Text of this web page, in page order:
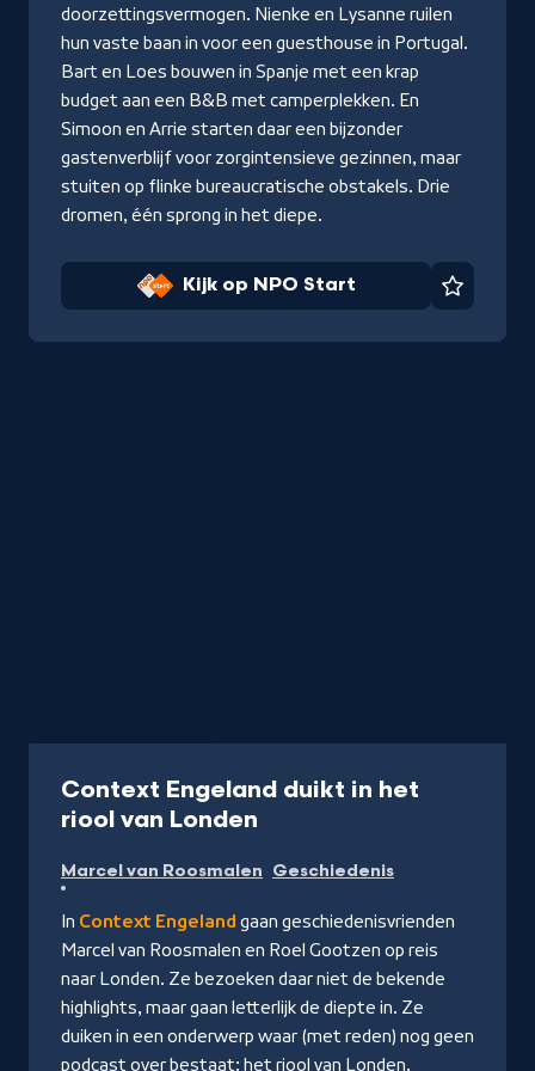
doorzettingsvermogen. Nienke en Lysanne ruilen
hun vaste baan in voor een guesthouse in Portugal.
Bart en Loes bouwen in Spanje met een krap
budget aan een B&B met camperplekken. En
Simoon en Arrie starten daar een bijzonder
gastenverblijf voor zorgintensieve gezinnen, maar
stuiten op flinke bureaucratische obstakels. Drie
dromen, één sprong in het diepe.
Kijk op NPO Start
Context Engeland duikt in het
riool van Londen
NPO
Luister
Marcel van Roosmalen Geschiedenis
In Context Engeland gaan geschiedenisvrienden
Marcel van Roosmalen en Roel Gootzen op reis
naar Londen. Ze bezoeken daar niet de bekende
highlights, maar gaan letterlijk de diepte in. Ze
duiken in een onderwerp waar (met reden) nog geen
podcast over bestaat: het riool van Londen.